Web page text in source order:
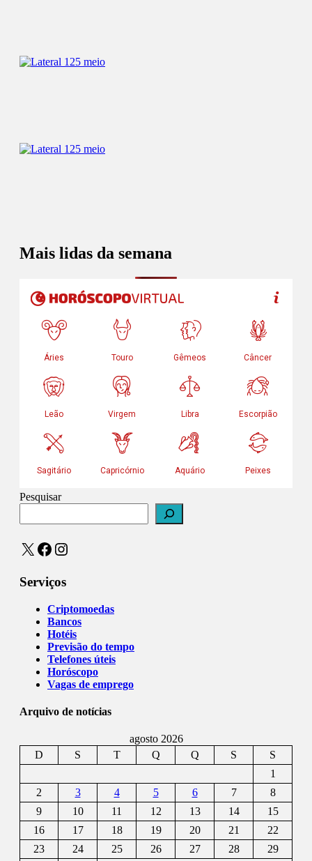
Mais lidas da semana
Pesquisar
X Facebook
Instagram
Serviços
Criptomoedas
Bancos
Hotéis
Previsão do tempo
Telefones úteis
Horóscopo
Vagas de emprego
Arquivo de notícias
agosto 2026
D
S T Q Q S
S
1
2
3 4 5 6 7
8
9
10 11 12 13 14
15
16
17 18 19 20 21
22
23
24 25 26 27 28
29